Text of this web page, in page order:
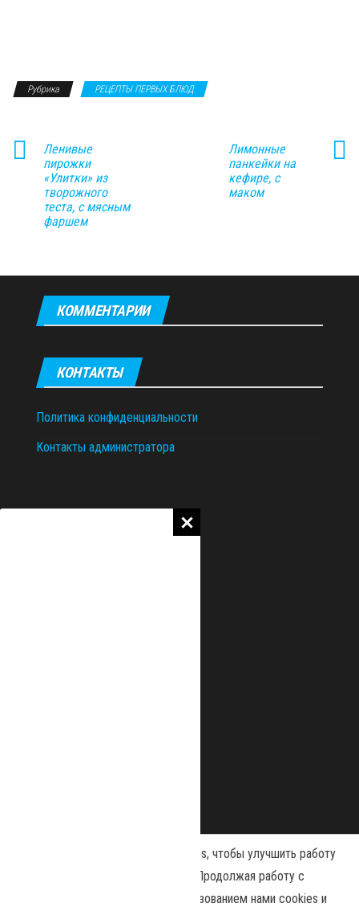
Рубрика РЕЦЕПТЫ ПЕРВЫХ БЛЮД
Ленивые
пирожки
«Улитки» из
творожного
теста, с мясным
фаршем
Лимонные
панкейки на
кефире, с
маком
КОММЕНТАРИИ
КОНТАКТЫ
Политика конфиденциальности
Контакты администратора
Наш сайт использует файлы cookies, чтобы улучшить работу
и повысить эффективность сайта. Продолжая работу с
сайтом, вы соглашаетесь с использованием нами cookies и